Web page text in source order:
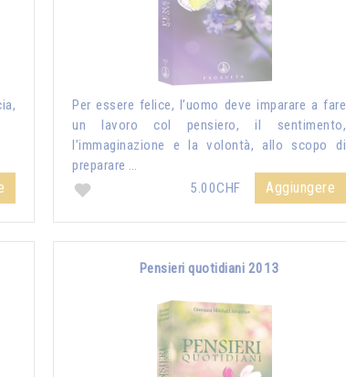
Per essere felice, l’uomo deve imparare a fare
un lavoro col pensiero, il sentimento,
l’immaginazione e la volontà, allo scopo di
preparare …
5.00CHF
Aggiungere
Pensieri quotidiani 2013